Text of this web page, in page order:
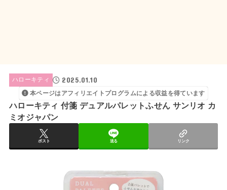
ハローキティ 2025.01.10
本ページはアフィリエイトプログラムによる収益を得ています
ハローキティ 付箋 デュアルパレットふせん サンリオ カ
ミオジャパン
ポスト 送る リンク